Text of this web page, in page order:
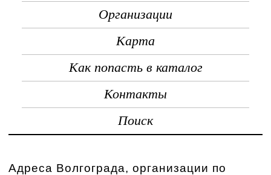
Организации
Карта
Как попасть в каталог
Контакты
Поиск
Адреса Волгограда, организации по